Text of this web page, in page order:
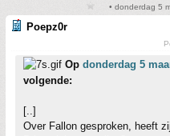
• donderdag 5
Poepz0r
Op donderdag 5
volgende:
[..]
Over Fallon gesproken, heeft